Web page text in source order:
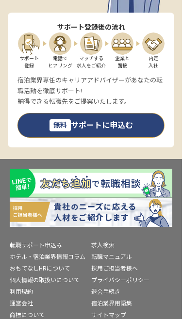
サポート登録後の流れ
サポート
登録
電話で
ヒアリング
マッチする
求人をご紹介
企業と
面接
内定
入社
宿泊業界専任のキャリアアドバイザーがあなたの転
職活動を徹底サポート!
納得できる転職先をご提案いたします。
無料 サポートに申込む
転職サポート申込み
求人検索
ホテル・宿泊業界情報コラム
転職マニュアル
おもてなしHRについて
採用ご担当者様へ
個人情報の取扱いについて
プライバシーポリシー
利用規約
退会手続き
運営会社
宿泊業界用語集
商標について
サイトマップ